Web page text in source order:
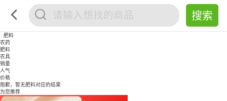
肥料
农药
肥料
农具
销量
人气
价格
抱歉，暂无肥料对应的结果
为您推荐